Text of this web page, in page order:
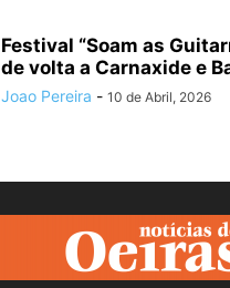
Festival “Soam as
de volta a Carnaxide e
Joao Pereira - 10 de Abril, 2026